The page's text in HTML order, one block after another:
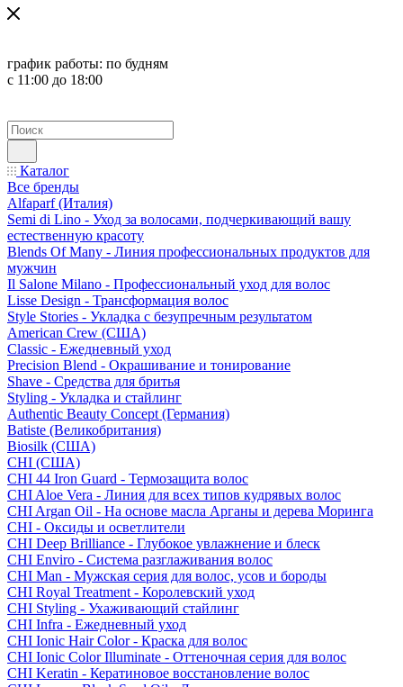
график работы: по будням
с 11:00 до 18:00
Каталог
Все бренды
Alfaparf (Италия)
Semi di Lino - Уход за волосами, подчеркивающий вашу
естественную красоту
Blends Of Many - Линия профессиональных продуктов для
мужчин
Il Salone Milano - Профессиональный уход для волос
Lisse Design - Трансформация волос
Style Stories - Укладка с безупречным результатом
American Crew (США)
Classic - Ежедневный уход
Precision Blend - Окрашивание и тонирование
Shave - Средства для бритья
Styling - Укладка и стайлинг
Authentic Beauty Concept (Германия)
Batiste (Великобритания)
Biosilk (США)
CHI (США)
CHI 44 Iron Guard - Термозащита волос
CHI Aloe Vera - Линия для всех типов кудрявых волос
CHI Argan Oil - На основе масла Арганы и дерева Моринга
CHI - Оксиды и осветлители
CHI Deep Brilliance - Глубокое увлажнение и блеск
CHI Enviro - Система разглаживания волос
CHI Man - Мужская серия для волос, усов и бороды
CHI Royal Treatment - Королевский уход
CHI Styling - Ухаживающий стайлинг
CHI Infra - Ежедневный уход
CHI Ionic Hair Color - Краска для волос
CHI Ionic Color Illuminate - Оттеночная серия для волос
CHI Keratin - Кератиновое восстановление волос